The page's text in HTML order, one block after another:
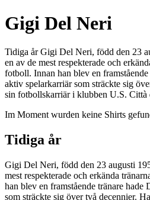
Gigi Del Neri
Tidiga år Gigi Del Neri, född den 23
en av de mest respekterade och
fotboll. Innan han blev en
aktiv spelarkarriär som sträckte sig
sin fotbollskarriär i klubben U.S.
Im Moment wurden keine Shirts
Tidiga år
Gigi Del Neri, född den 23 augusti
mest respekterade och erkända
han blev en framstående tränare
som sträckte sig över två decennier.